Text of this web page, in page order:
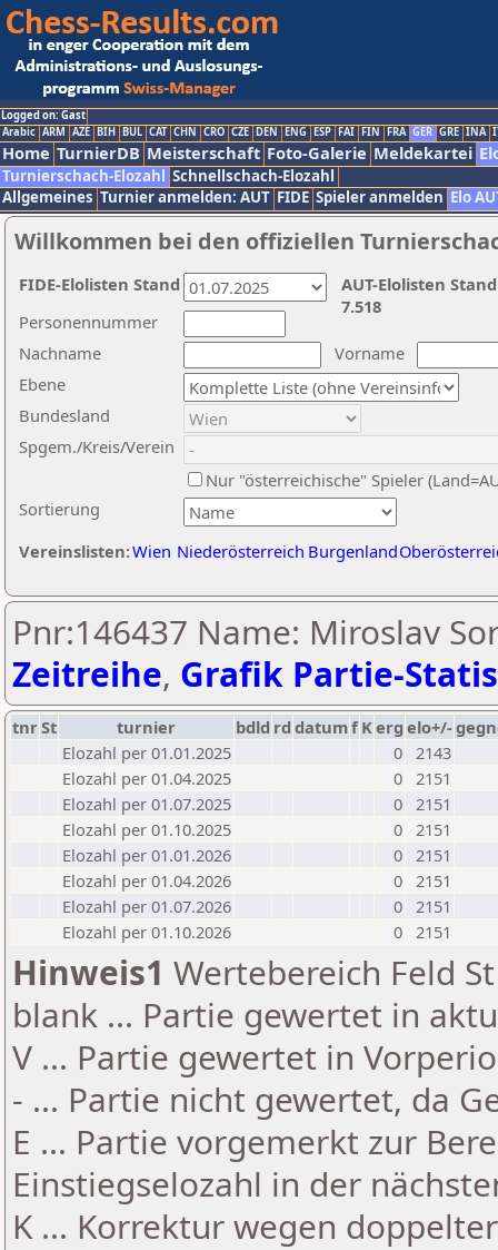
Logged on: Gast
Arabic ARM AZE BIH BUL CAT CHN CRO CZE DEN ENG ESP FAI FIN FRA GER GRE INA
Home TurnierDB Meisterschaft Foto-Galerie Meldekartei
Turnierschach-Elozahl Schnellschach-Elozahl
Allgemeines Turnier anmelden: AUT FIDE Spieler anmelden Elo
Willkommen bei den offiziellen
Nachname
Vorname
Ebene
Sortierung
Personennummer
Bundesland
Spgem./Kreis/Verein
Nur "österreichische" Spieler
Vereinslisten:Wien Niederösterreich Burgenland
AUT-Elolisten
7.518
FIDE-Elolisten Stand
Pnr:146437 Name: Miroslav
Zeitreihe, Grafik Partie-
tnrSt turnier bdld rd datumf Kerg elo+/-
Elozahl per 01.01.2025
0 2143
Elozahl per 01.04.2025
0 2151
Elozahl per 01.07.2025
0 2151
Elozahl per 01.10.2025
0 2151
Elozahl per 01.01.2026
0 2151
Elozahl per 01.04.2026
0 2151
Elozahl per 01.07.2026
0 2151
Elozahl per 01.10.2026
0 2151
Hinweis1 Wertebereich Feld
blank ... Partie gewertet in
V ... Partie gewertet in
- ... Partie nicht gewertet, da
E ... Partie vorgemerkt zur
Einstiegselozahl in der
K ... Korrektur wegen